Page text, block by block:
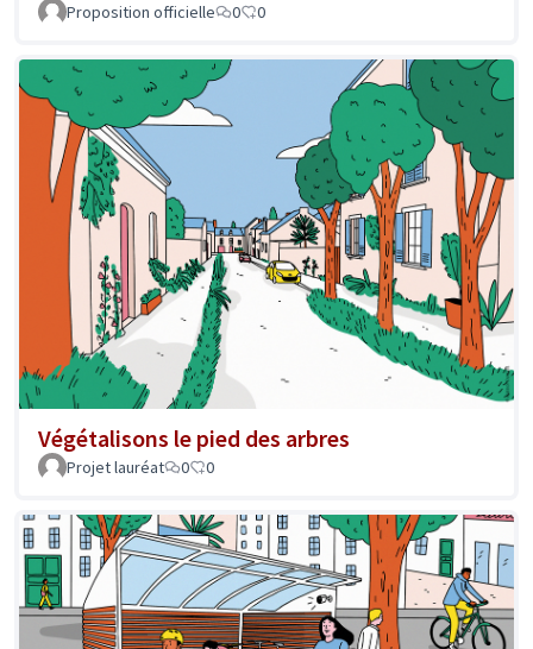
Proposition officielle 0 0
Végétalisons le pied des arbres
Projet lauréat 0 0